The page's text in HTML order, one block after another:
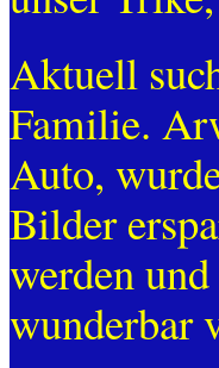
Aktuell
Familie.
Auto,
Bilder
werden
wunderbar